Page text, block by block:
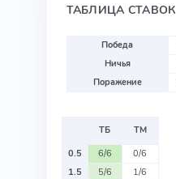
ТАБЛИЦА СТАВОК
Победа
Ничья
Поражение
ТБ
ТМ
0.5
6/6
0/6
1.5
5/6
1/6